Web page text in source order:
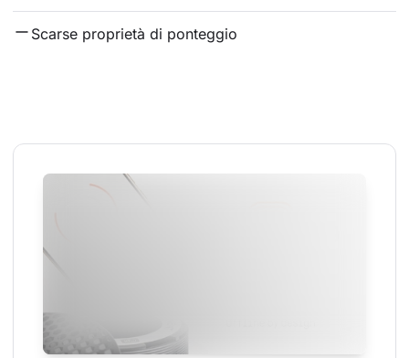
Scarse proprietà di ponteggio